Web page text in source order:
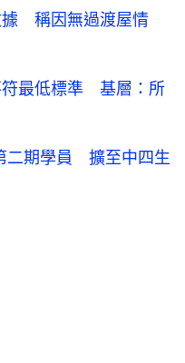
據 稱因無過渡屋情
符最低標準 基層：所
二期學員 擴至中四生